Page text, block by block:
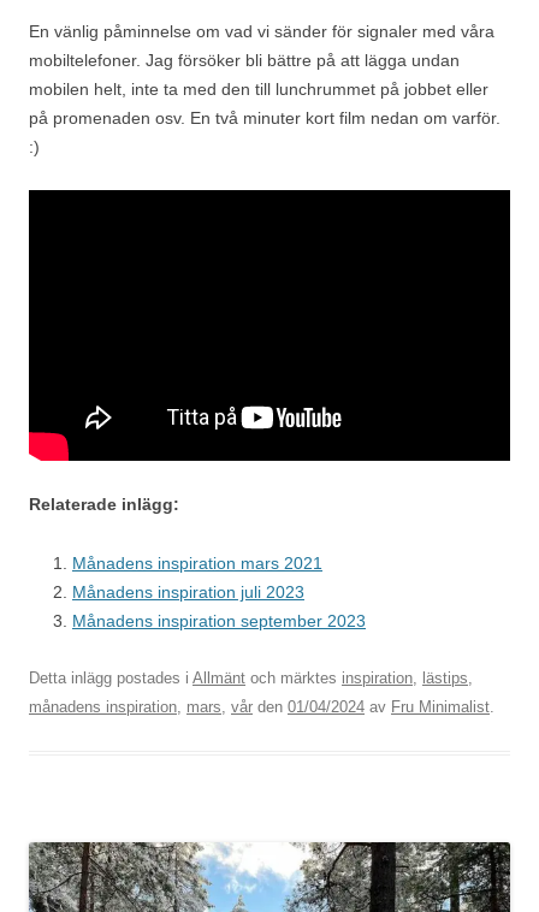
En vänlig påminnelse om vad vi sänder för signaler med våra
mobiltelefoner. Jag försöker bli bättre på att lägga undan
mobilen helt, inte ta med den till lunchrummet på jobbet eller
på promenaden osv. En två minuter kort film nedan om varför.
:)
Relaterade inlägg:
Månadens inspiration mars 2021
Månadens inspiration juli 2023
Månadens inspiration september 2023
Detta inlägg postades i Allmänt och märktes inspiration, lästips,
månadens inspiration, mars, vår den 01/04/2024 av Fru Minimalist.